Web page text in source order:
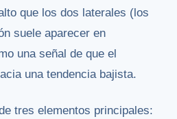
que los dos laterales (los
suele aparecer en
una señal de que el
una tendencia bajista.
tres elementos principales: